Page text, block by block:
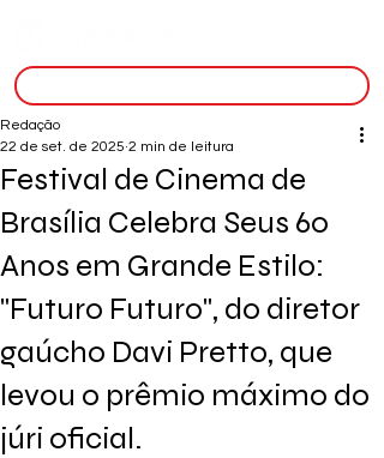
Festival de Cinema de
Brasília Celebra Seus 60
Anos em Grande Estilo:
"Futuro Futuro", do diretor
gaúcho Davi Pretto, que
levou o prêmio máximo do
júri oficial.
Redação
22 de set. de 2025 2 min de leitura